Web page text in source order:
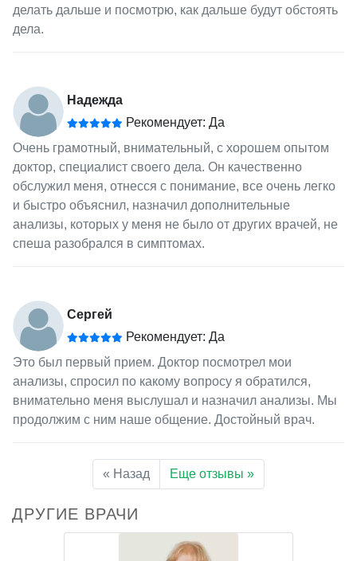
делать дальше и посмотрю, как дальше будут обстоять
дела.
Надежда
Рекомендует: Да
Очень грамотный, внимательный, с хорошем опытом
доктор, специалист своего дела. Он качественно
обслужил меня, отнесся с понимание, все очень легко
и быстро объяснил, назначил дополнительные
анализы, которых у меня не было от других врачей, не
спеша разобрался в симптомах.
Сергей
Рекомендует: Да
Это был первый прием. Доктор посмотрел мои
анализы, спросил по какому вопросу я обратился,
внимательно меня выслушал и назначил анализы. Мы
продолжим с ним наше общение. Достойный врач.
« Назад Еще отзывы »
ДРУГИЕ ВРАЧИ